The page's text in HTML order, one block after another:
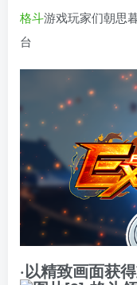
格斗游戏玩家们朝思
台
·以精致画面获